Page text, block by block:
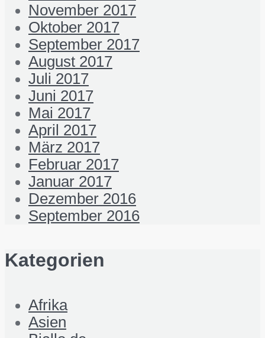
November 2017
Oktober 2017
September 2017
August 2017
Juli 2017
Juni 2017
Mai 2017
April 2017
März 2017
Februar 2017
Januar 2017
Dezember 2016
September 2016
Kategorien
Afrika
Asien